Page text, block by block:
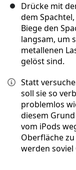
Drücke mit
dem
Biege den
langsam, um
metallenen
gelöst sind.
Statt
soll sie so
problemlos
diesem
vom iPods
Oberfläche
werden soviel